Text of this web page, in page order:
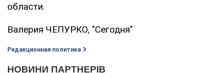
области.
Валерия ЧЕПУРКО, "Сегодня"
Редакционная политика